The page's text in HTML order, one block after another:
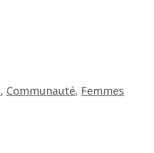
, Communauté, Femmes